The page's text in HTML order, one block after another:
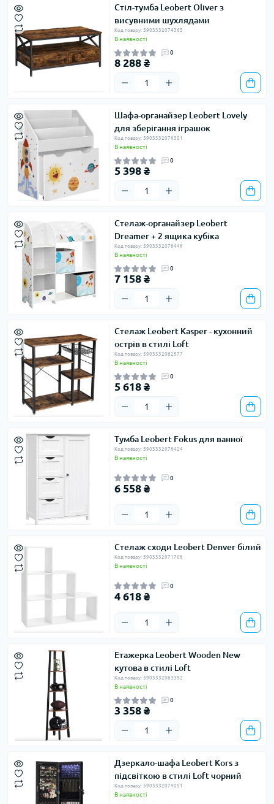
Стіл-тумба Leobert Oliver з
висувними шухлядами
Код товару: 5903332074365
В наявності
0
8 288 ₴
Шафа-органайзер Leobert Lovely
для зберігання іграшок
Код товару: 5903332078301
В наявності
0
5 398 ₴
Стелаж-органайзер Leobert
Dreamer + 2 ящика кубіка
Код товару: 5903332078448
В наявності
0
7 158 ₴
Стелаж Leobert Kasper - кухонний
острів в стилі Loft
Код товару: 5903332062577
В наявності
0
5 618 ₴
Тумба Leobert Fokus для ванної
Код товару: 5903332078424
В наявності
0
6 558 ₴
Стелаж сходи Leobert Denver білий
Код товару: 5903332071708
В наявності
0
4 618 ₴
Етажерка Leobert Wooden New
кутова в стилі Loft
Код товару: 5903332063352
В наявності
0
3 358 ₴
Дзеркало-шафа Leobert Kors з
підсвіткою в стилі Loft чорний
Код товару: 5903332074051
В наявності